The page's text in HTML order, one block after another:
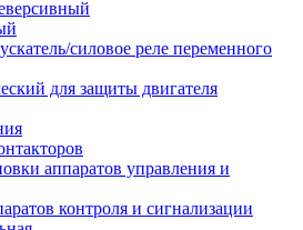
силовое реле переменного
для защиты двигателя
аппаратов управления и
контроля и сигнализации